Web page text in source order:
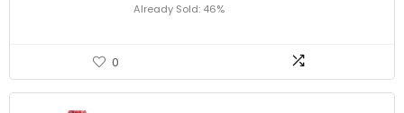
Already Sold: 46%
0